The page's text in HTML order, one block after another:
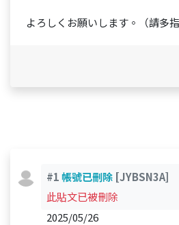
よろしくお願いします。（請多指
#1帳號已刪除 [JYBSN3A]
此貼文已被刪除
2025/05/26